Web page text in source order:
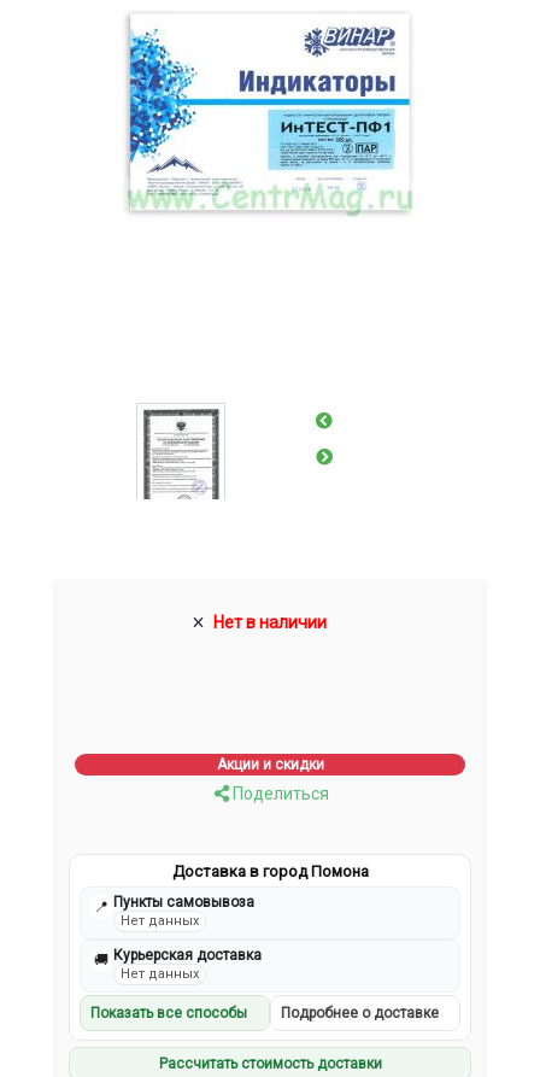
Нет в наличии
Акции и скидки
Поделиться
Доставка в город Помона
📍 Пункты самовывоза
Нет данных
🚚 Курьерская доставка
Нет данных
Показать все способы Подробнее о доставке
Рассчитать стоимость доставки